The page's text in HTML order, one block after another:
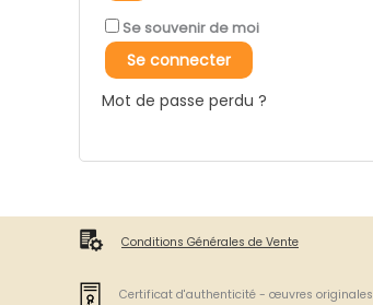
Se souvenir de moi
Se connecter
Mot de passe perdu ?
Conditions Générales de Vente
Certificat d'authenticité - œuvres originales